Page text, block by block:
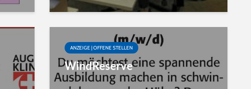
ANZEIGE | OFFENE STELLEN
WindReserve